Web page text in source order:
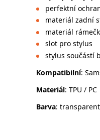
perfektní
materiál zadní
materiál
slot pro stylus
stylus součástí
Kompatibilní:
Materiál: TPU / PC
Barva: